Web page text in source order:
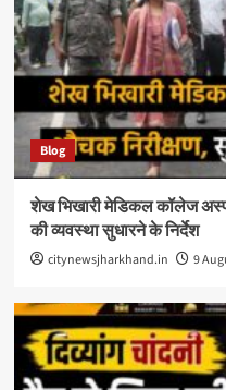
Blog
शेख भिखारी मेडिकल कॉलेज
की व्यवस्था सुधारने के निर्देश
citynewsjharkhand.in 9